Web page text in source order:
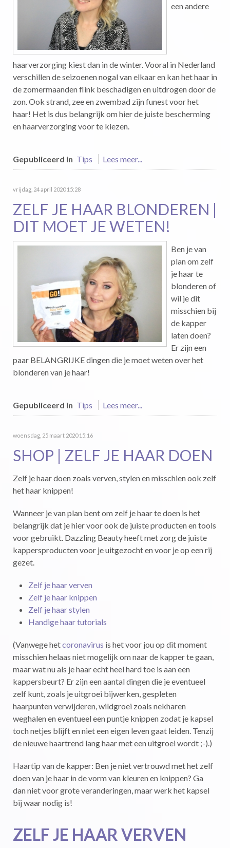
een andere
haarverzorging kiest dan in de winter. Vooral in Nederland
verschillen de seizoenen nogal van elkaar en kan het haar in
de zomermaanden flink beschadigen en uitdrogen door de
zon. Ook strand, zee en zwembad zijn funest voor het
haar! Het is dus belangrijk om hier de juiste bescherming
en haarverzorging voor te kiezen.
Gepubliceerd in Tips Lees meer...
vrijdag, 24 april 2020 15:28
ZELF JE HAAR BLONDEREN |
DIT MOET JE WETEN!
Ben je van
plan om zelf
je haar te
blonderen of
wil je dit
misschien bij
de kapper
laten doen?
Er zijn een
paar BELANGRIJKE dingen die je moet weten over het
blonderen van je haar!
Gepubliceerd in Tips Lees meer...
woensdag, 25 maart 2020 15:16
SHOP | ZELF JE HAAR DOEN
Zelf je haar doen zoals verven, stylen en misschien ook zelf
het haar knippen!
Wanneer je van plan bent om zelf je haar te doen is het
belangrijk dat je hier voor ook de juiste producten en tools
voor gebruikt. Dazzling Beauty heeft met zorg de juiste
kappersproducten voor je uitgezocht en voor je op een rij
gezet.
Zelf je haar verven
Zelf je haar knippen
Zelf je haar stylen
Handige haar tutorials
(Vanwege hetcoronavirus is het voor jou op dit moment
misschien helaas niet mogelijk om naar de kapper te gaan,
maar wat nu als je haar echt heel hard toe is aan een
kappersbeurt? Er zijn een aantal dingen die je eventueel
zelf kunt, zoals je uitgroei bijwerken, gespleten
haarpunten verwijderen, wildgroei zoals nekharen
weghalen en eventueel een puntje knippen zodat je kapsel
toch netjes blijft en niet een eigen leven gaat leiden. Tenzij
de nieuwe haartrend lang haar met een uitgroei wordt ;-).)
Haartip van de kapper: Ben je niet vertrouwd met het zelf
doen van je haar in de vorm van kleuren en knippen? Ga
dan niet voor grote veranderingen, maar werk het kapsel
bij waar nodig is!
ZELF JE HAAR VERVEN